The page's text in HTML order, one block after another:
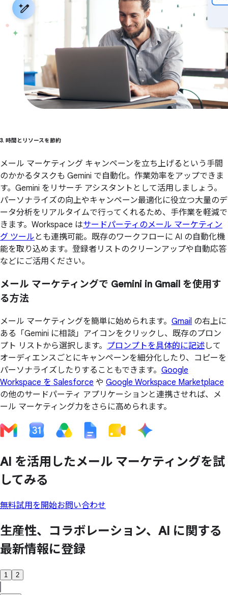
3. 時間と リソースを節約
メール マーケティング キャンペーンを立ち上げるという手間
のかかるタスクも Gemini で自動化。作業効率をアップできま
す。Gemini をリサーチ アシスタントとして活用しましょう。
パーソナライズの向上やキャンペーン最適化に役立つ大量のデ
ータ分析をリアルタイムで行ってくれるため、手作業を軽減で
きます。Workspace はサードパーティのメール マーケティン
グ ツール とも連携可能。既存のワークフローに AI の自動化機
能を取り込めます。登録者リストのクリーンアップや自動応答
などにご活用ください。
メール マーケティングで Gemini in Gmail を使用す
る方法
メール マーケティングを簡単に始められます。 Gmail の右上に
ある「Gemini に相談」アイコンをクリックし、既存のプロン
プト リストから選択します。 プロンプトを具体的に記述して
オーディエンスごとにキャンペーンを細分化したり、コピーを
パーソナライズしたりすることもできます。 Google
Workspace を Salesforce や Google Workspace Marketplace
の他のサードパーティ アプリケーションと連携させれば、メ
ール マーケティング力をさらに高められます。
AI を活用したメール マーケティングを試
してみる
無料試用を開始お問い合わせ
生産性、 コラボレーション、 AI に 関する
最新情報に登録
1 2